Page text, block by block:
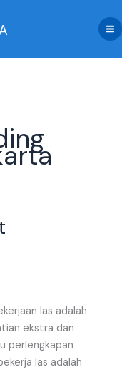
las adalah
ekstra dan
perlengkapan
las adalah